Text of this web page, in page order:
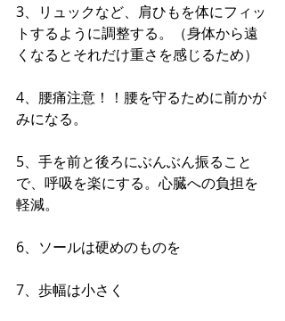
3、リュックなど、肩ひもを体にフィッ
トするように調整する。（身体から遠
くなるとそれだけ重さを感じるため）
4、腰痛注意！！腰を守るために前かが
みになる。
5、手を前と後ろにぶんぶん振ること
で、呼吸を楽にする。心臓への負担を
軽減。
6、ソールは硬めのものを
7、歩幅は小さく